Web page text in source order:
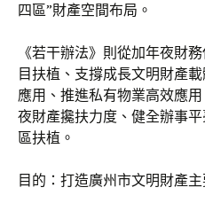
四區”財產空間布局。
《若干辦法》則從加年夜財
目扶植、支撐成長文明財產
應用、推進私有物業高效應
夜財產攙扶力度、健全辦事
區扶植。
目的：打造廣州市文明財產